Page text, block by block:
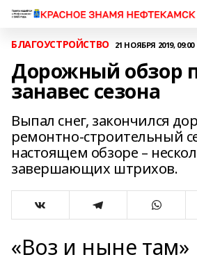
БЛАГОУСТРОЙСТВО 21 НОЯБРЯ 2019, 09:00
Дорожный обзор
занавес сезона
Выпал снег, закончился
ремонтно-строительный
настоящем обзоре –
завершающих штрихов.
«Воз и ныне там»